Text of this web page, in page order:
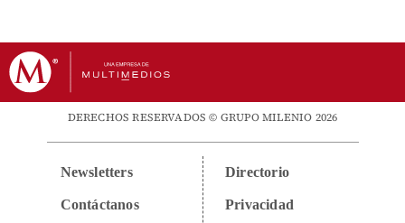
DERECHOS RESERVADOS © GRUPO MILENIO 2026
Newsletters
Contáctanos
Directorio
Privacidad